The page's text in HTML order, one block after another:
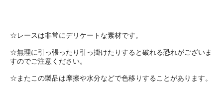
☆レースは非常にデリケートな素材です。
☆無理に引っ張ったり引っ掛けたりすると破れる恐れがございま
すのでご注意ください。
☆またこの製品は摩擦や水分などで色移りすることがあります。